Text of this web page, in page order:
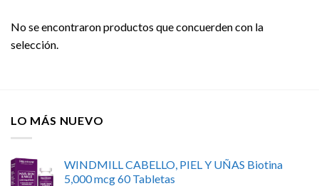
No se encontraron productos que concuerden con la
selección.
LO MÁS NUEVO
WINDMILL CABELLO, PIEL Y UÑAS Biotina
5,000 mcg 60 Tabletas